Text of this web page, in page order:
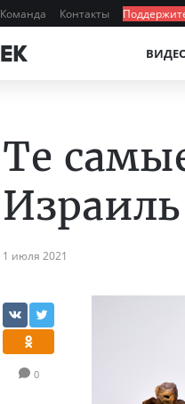
Команда Контакты
Те
Израиль
1 июля 2021
0